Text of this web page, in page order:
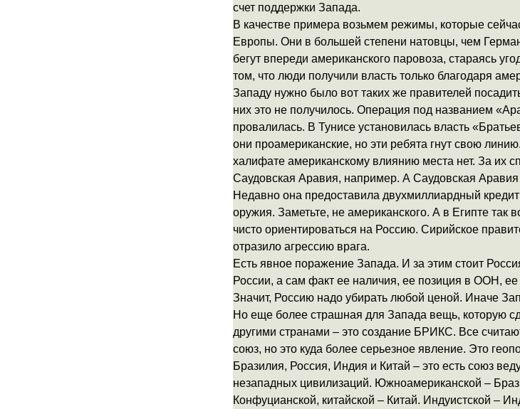
счет поддержки Запада.
В качестве примера возьмем режимы, которые
Европы. Они в большей степени натовцы, чем
бегут впереди американского паровоза, стараясь
том, что люди получили власть только благодаря
Западу нужно было вот таких же правителей
них это не получилось. Операция под названием
провалилась. В Тунисе установилась власть
они проамериканские, но эти ребята гнут свою
халифате американскому влиянию места нет. За их
Саудовская Аравия, например. А Саудовская
Недавно она предоставила двухмиллиардный кредит
оружия. Заметьте, не американского. А в Египте
чисто ориентироваться на Россию. Сирийское
отразило агрессию врага.
Есть явное поражение Запада. И за этим стоит
России, а сам факт ее наличия, ее позиция в ООН,
Значит, Россию надо убирать любой ценой. Иначе
Но еще более страшная для Запада вещь, которую
другими странами – это создание БРИКС. Все
союз, но это куда более серьезное явление. Это
Бразилия, Россия, Индия и Китай – это есть союз
незападных цивилизаций. Южноамериканской –
Конфуцианской, китайской – Китай. Индуистской –